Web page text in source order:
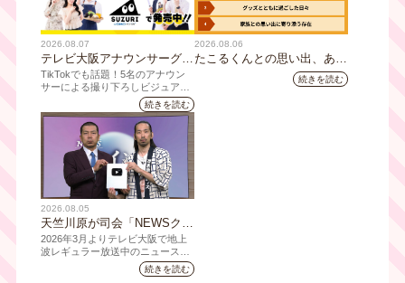
2026.08.07
テレビ大阪アナウンサーグッ
ズの新商品 8月8日(土)に発
売！ テーマは「個性全開」5
人それぞれの"らしさ"を詰め
込んだアイテムが登場
TikTokでも話題！5名のアナウン
サーによる撮り下ろしビジュアル
を使用した新グッズを発売続きを読む
2026.08.06
たこるくんとの思い出、あり
ますか？会員のみなさんに聞
続きを読む
2026.08.05
天竺川原が司会「NEWSクラ
イシス」チャンネル登録者数
10万人突破！テレビ大阪の番
組史上最速記録を更新
2026年3月よりテレビ大阪で地上
波レギュラー放送中のニュース番
組「NEWSクライシス」が、この
たび2026年7月12日(日)に、
続きを読む